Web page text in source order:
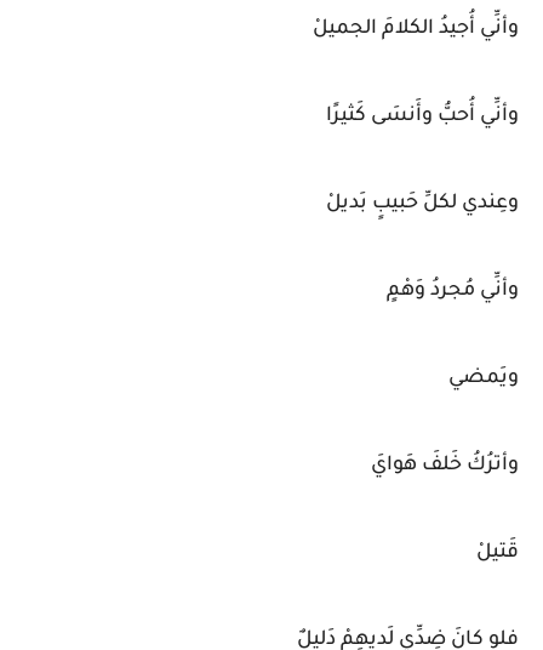
وأنِّي أُجيدُ الكلامَ الجميلْ
وأنِّي أُحبُّ وأَنسَى كَثيرًا
وعِندي لكلِّ حَبيبٍ بَديلْ
وأنِّي مُجردُ وَهْمٍ
ويَمضي
وأترُكُ خَلفَ هَوايَ
قَتيلْ
فلو كانَ ضِدِّي لَديهِمْ دَليلٌ